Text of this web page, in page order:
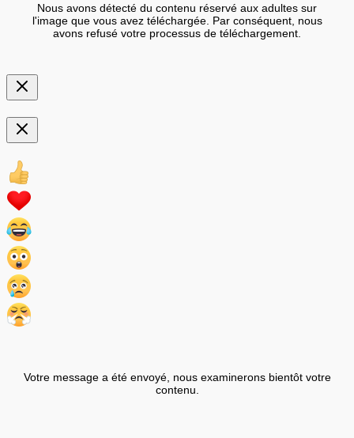
Nous avons détecté du contenu réservé aux adultes sur
l'image que vous avez téléchargée. Par conséquent, nous
avons refusé votre processus de téléchargement.
Votre message a été envoyé, nous examinerons bientôt votre
contenu.